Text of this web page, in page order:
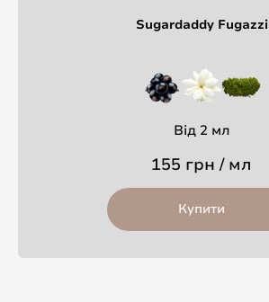
Sugardaddy Fugazzi
Від 2 мл
155 грн / мл
Купити